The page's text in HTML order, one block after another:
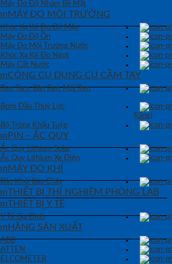
Máy Đo Độ Nhám Bề Mặt
MÁY ĐO MÔI TRƯỜNG
Khúc Xạ Kế Đo Độ Mặn
Máy Đo Độ Ồn
Máy Đo Môi Trường Nước
Khúc Xạ Kế Đo Ngọt
Máy Cất Nước
CÔNG CỤ DỤNG CỤ CẦM TAY
Ren Taro-Bàn Ren-Mũi Ren
Bơm Dầu Thuỷ Lực
Răng)
Bộ Tròng Khẩu Tuýp
PIN – ẮC QUY
Ắc Quy Lithium Solar
Ắc Quy Lithium Xe Điện
MÁY ĐO KHÍ
Báo Khói Báo Cháy
THIẾT BỊ THÍ NGHIỆM PHÒNG LAB
THIẾT BỊ Y TẾ
Y Tế Gia Đình
HÃNG SẢN XUẤT
ABB
ATTEN
ELCOMETER